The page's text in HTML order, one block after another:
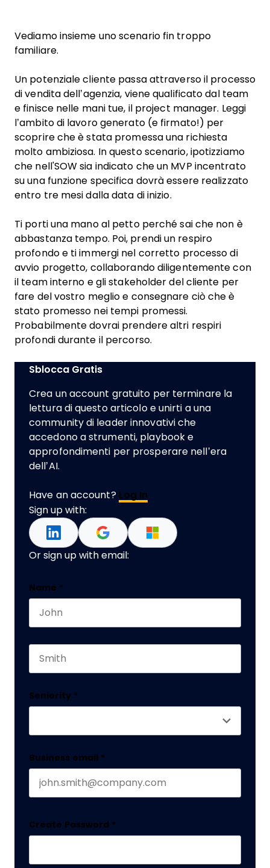
Vediamo insieme uno scenario fin troppo
familiare.
Un potenziale cliente passa attraverso il processo
di vendita dell’agenzia, viene qualificato dal team
e finisce nelle mani tue, il project manager. Leggi
l’ambito di lavoro generato (e firmato!) per
scoprire che è stata promessa una richiesta
molto ambiziosa. In questo scenario, ipotizziamo
che nell'SOW sia indicato che un MVP incentrato
su una funzione specifica dovrà essere realizzato
entro tre mesi dalla data di inizio.
Ti porti una mano al petto perché sai che non è
abbastanza tempo. Poi, prendi un respiro
profondo e ti immergi nel corretto processo di
avvio progetto, collaborando diligentemente con
il team interno e gli stakeholder del cliente per
fare del vostro meglio e consegnare ciò che è
stato promesso nei tempi promessi.
Probabilmente dovrai prendere altri respiri
profondi durante il percorso.
Sblocca Gratis
Crea un account gratuito per terminare la
lettura di questo articolo e unirti a una
community di leader innovativi che
accedono a strumenti, playbook e
approfondimenti per prosperare nell’era
dell’AI.
Have an account? Log In
Sign up with:
Or sign up with email:
X/Twitter
Name *
Seniority *
Business email *
Create Password *